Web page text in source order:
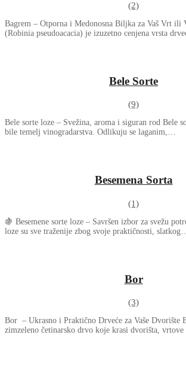
(2)
Bagrem – Otporna i Medonosna Biljka za Vaš Vrt ili
(Robinia pseudoacacia) je izuzetno cenjena vrsta
Bele Sorte
(9)
Bele sorte loze – Svežina, aroma i siguran rod Bele
bile temelj vinogradarstva. Odlikuju se laganim,…
Besemena Sorta
(1)
🍇 Besemene sorte loze – Savršen izbor za svežu
loze su sve traženije zbog svoje praktičnosti, slatkog…
Bor
(3)
Bor – Ukrasno i Praktično Drveće za Vaše Dvorište
zimzeleno četinarsko drvo koje krasi dvorišta,